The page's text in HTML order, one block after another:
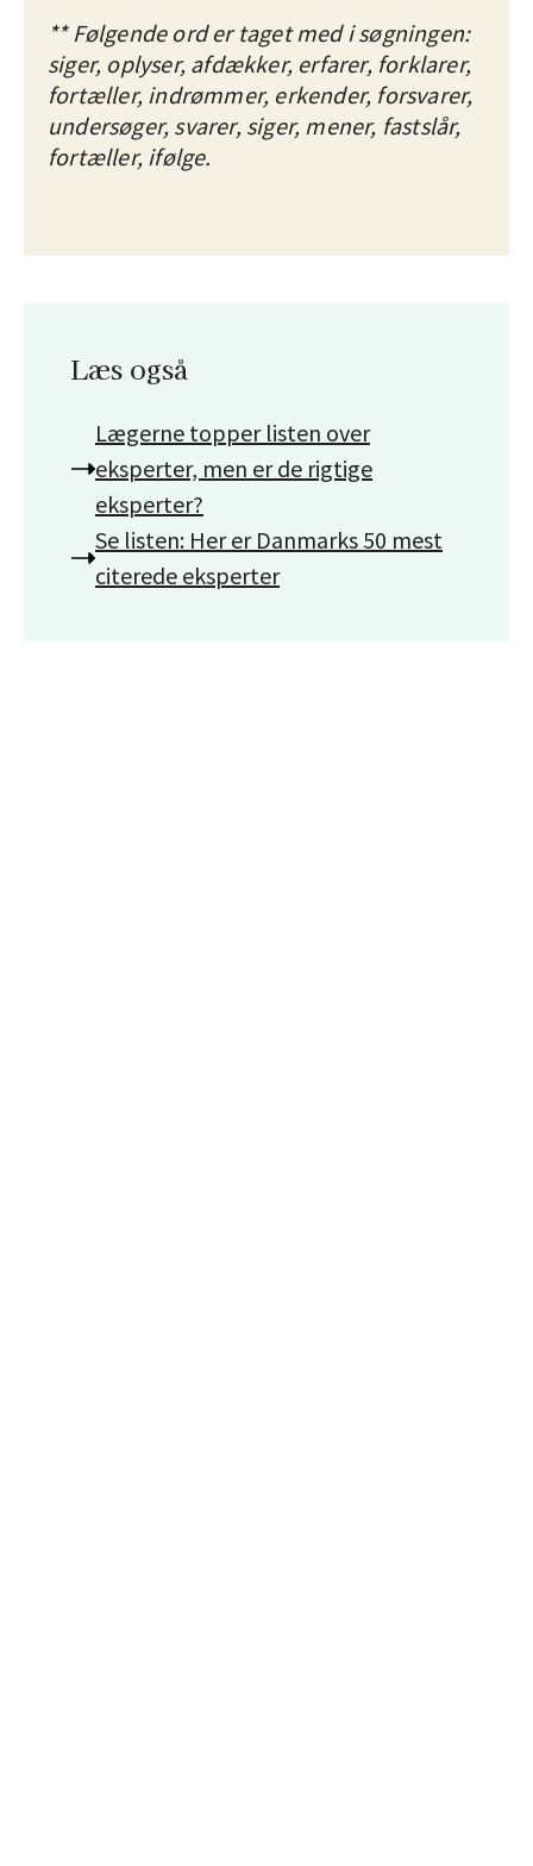
** Følgende ord er taget med i søgningen:
siger, oplyser, afdækker, erfarer, forklarer,
fortæller, indrømmer, erkender, forsvarer,
undersøger, svarer, siger, mener, fastslår,
fortæller, ifølge.
Læs også
Lægerne topper listen over
eksperter, men er de rigtige
eksperter?
Se listen: Her er Danmarks 50 mest
citerede eksperter